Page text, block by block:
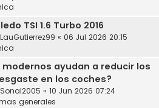
TSI 1.6 Turbo 2016
LauGutierrez99 « 06 Jul 2026 20:15
ayudan a reducir los
en los coches?
Sonal2005 « 10 Jun 2026 07:24
generales